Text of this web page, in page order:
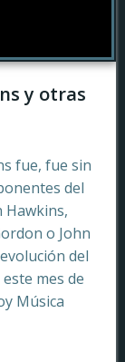
y otras
fue, fue sin
del
Hawkins,
o John
del
mes de
Música